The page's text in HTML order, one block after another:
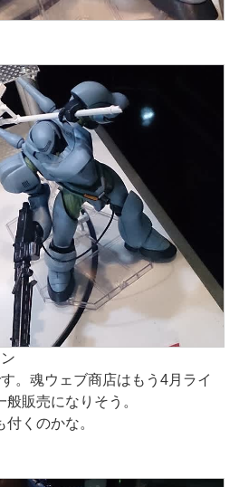
。魂ウェブ商店はもう4月ライ
販売になりそう。
くのかな。